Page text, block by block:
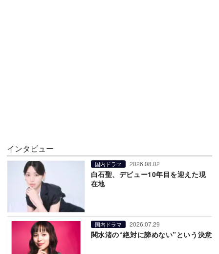
インタビュー
国内ドラマ 2026.08.02
白石聖、デビュー10年目を迎えた現
在地
国内ドラマ 2026.07.29
関水渚の“絶対に諦めない”という決意